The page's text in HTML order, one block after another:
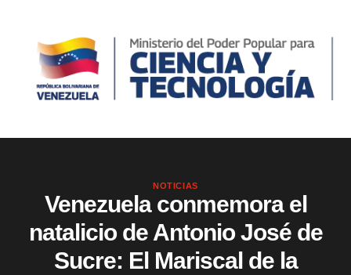
NOTICIAS
Venezuela conmemora el
natalicio de Antonio José de
Sucre: El Mariscal de la